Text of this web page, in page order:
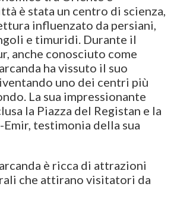
è stata un centro di scienza,
influenzato da persiani,
e timuridi. Durante il
anche conosciuto come
ha vissuto il suo
uno dei centri più
La sua impressionante
la Piazza del Registan e la
testimonia della sua
è ricca di attrazioni
che attirano visitatori da